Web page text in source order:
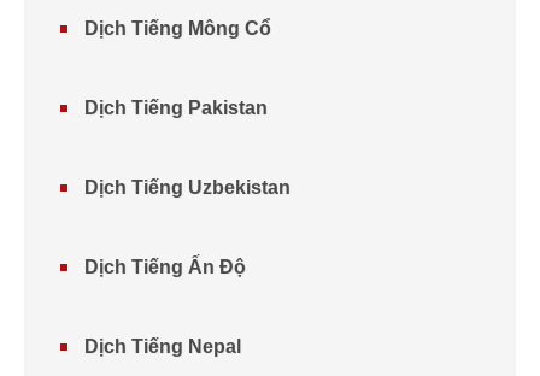
Dịch Tiếng Mông Cổ
Dịch Tiếng Pakistan
Dịch Tiếng Uzbekistan
Dịch Tiếng Ấn Độ
Dịch Tiếng Nepal